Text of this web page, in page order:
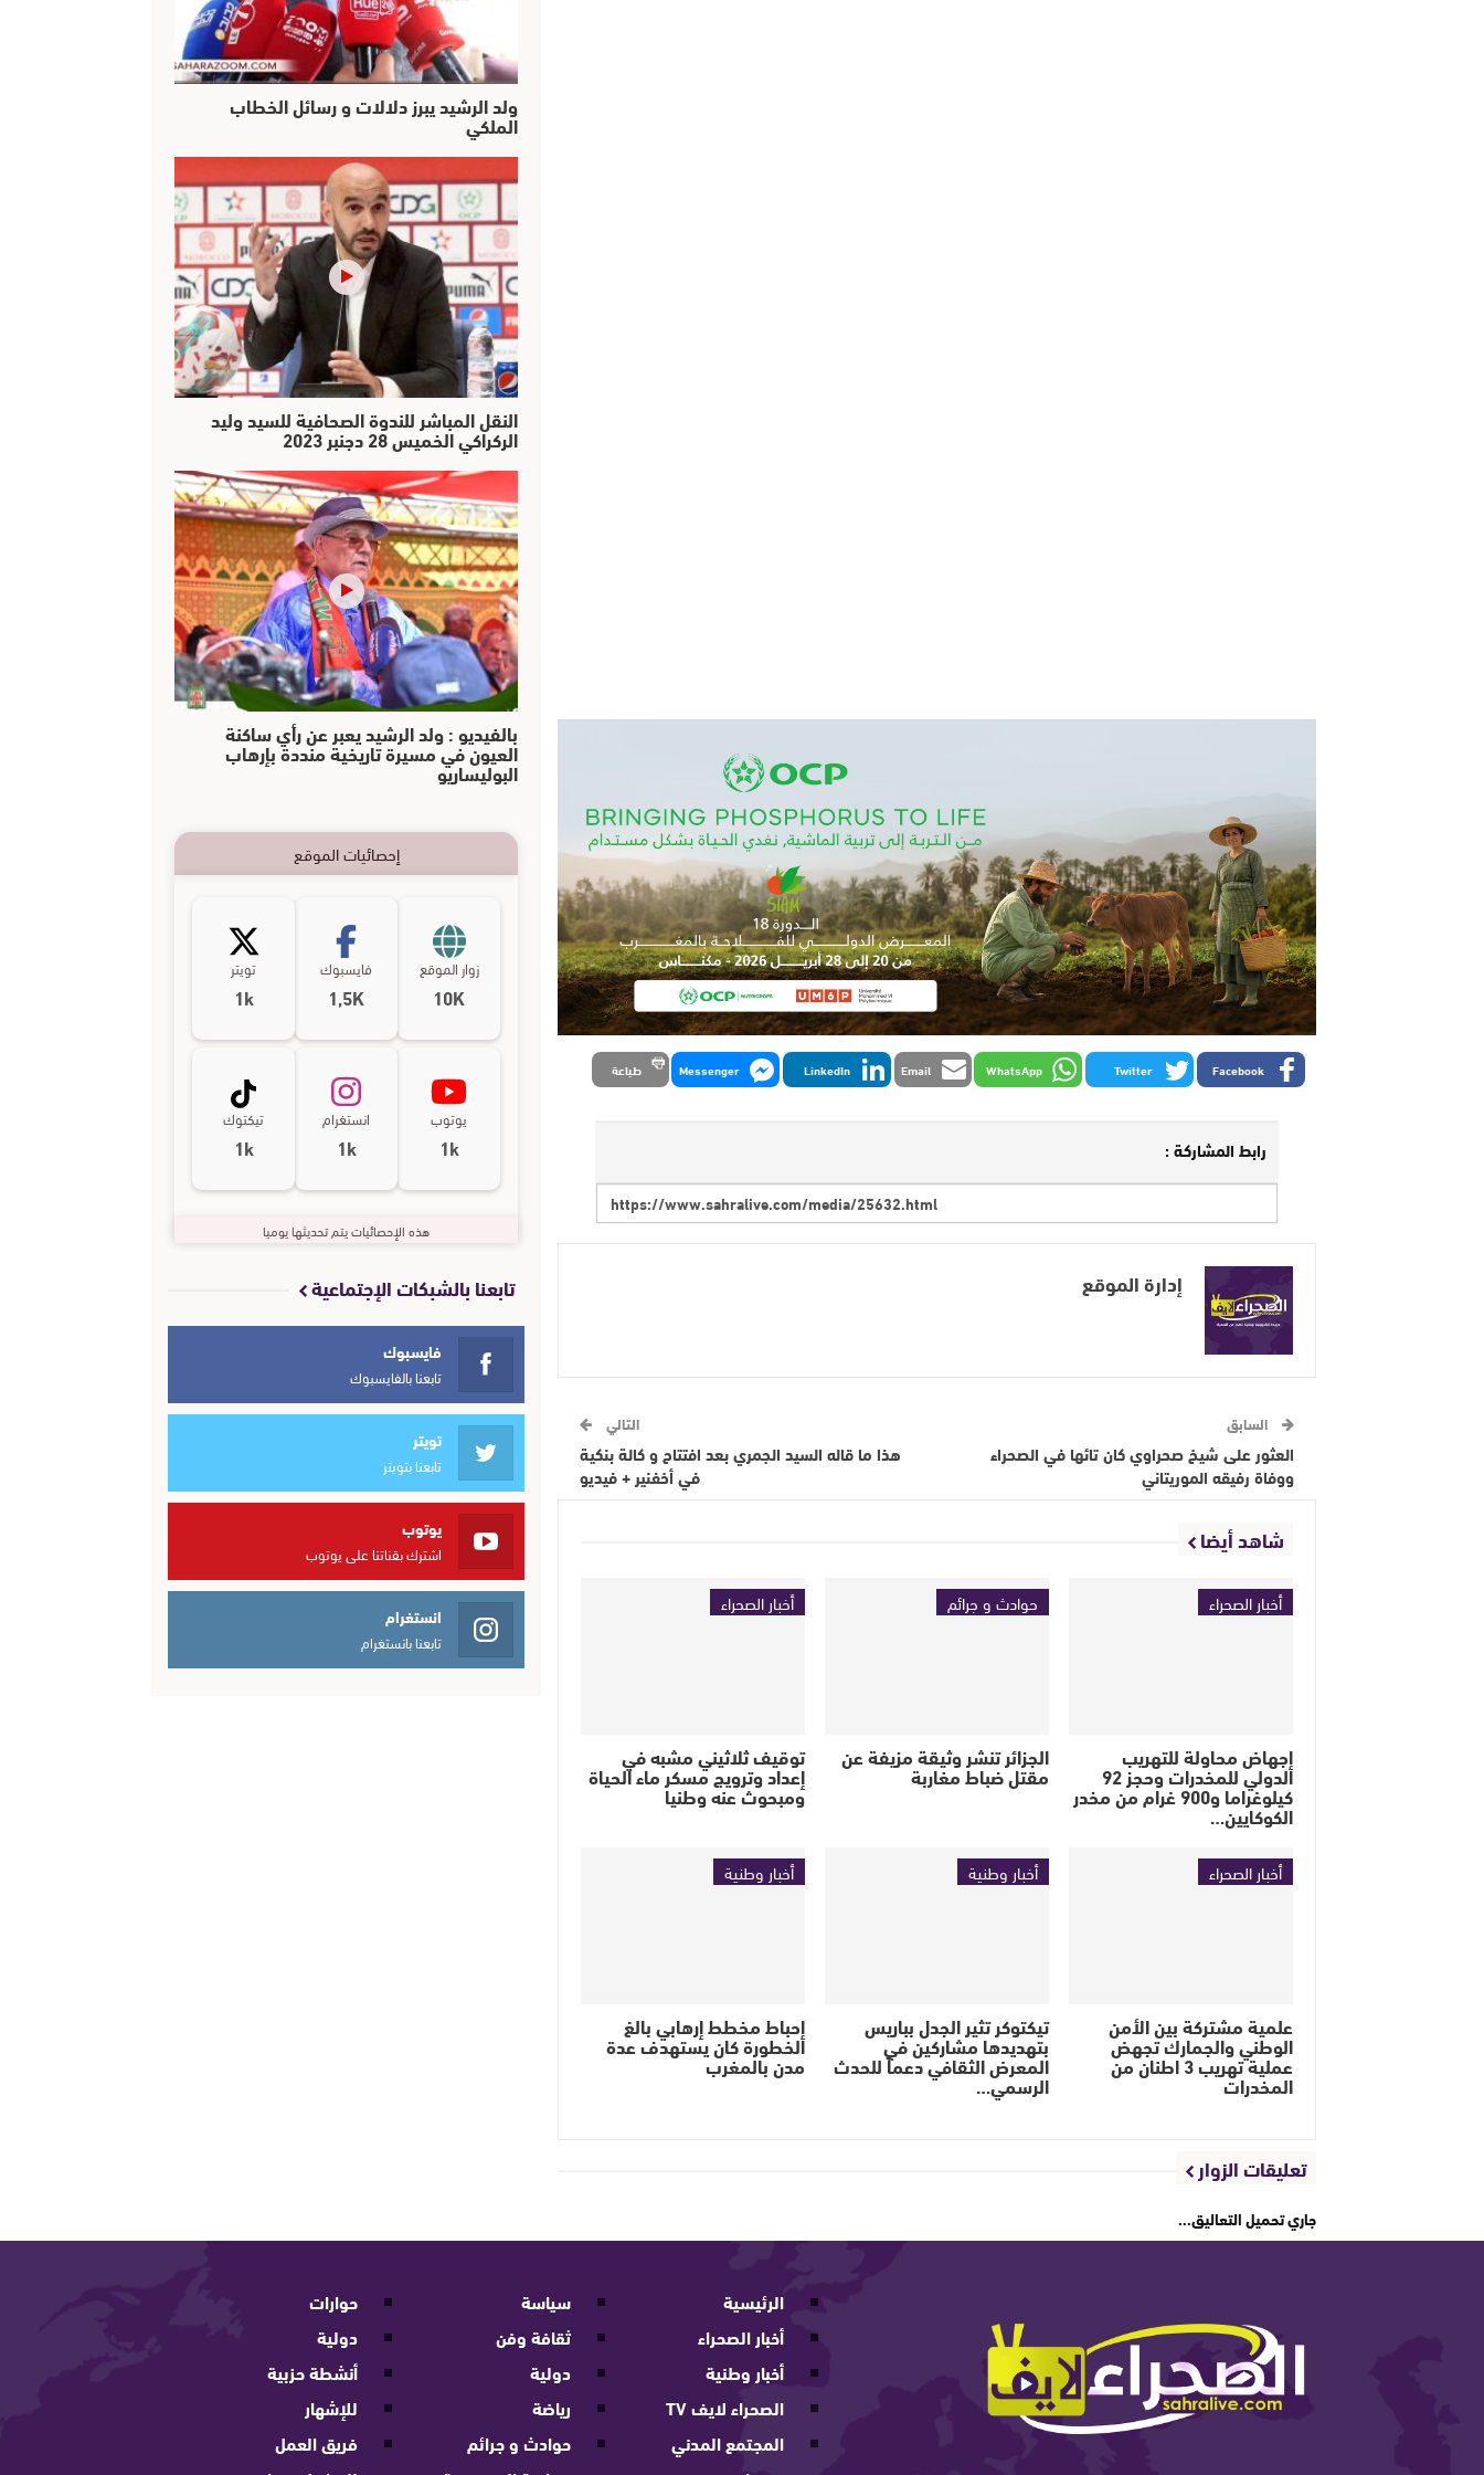
Facebook
Twitter
WhatsApp
Email
LinkedIn
Messenger طباعة
رابط المشاركة :
إدارة الموقع
السابق
العثور على شيخ صحراوي كان تائها في الصحراء
ووفاة رفيقه الموريتاني
التالي
هذا ما قاله السيد الجمري بعد افتتاح و كالة بنكية
في أخفنير + فيديو
شاهد أيضا
أخبار الصحراء
إجهاض محاولة للتهريب
الدولي للمخدرات وحجز 92
كيلوغراما و900 غرام من مخدر
الكوكايين…
حوادث و جرائم
الجزائر تنشر وثيقة مزيفة عن
مقتل ضباط مغاربة
أخبار الصحراء
توقيف ثلاثيني مشبه في
إعداد وترويج مسكر ماء الحياة
ومبحوث عنه وطنيا
أخبار الصحراء
علمية مشتركة بين الأمن
الوطني والجمارك تجهض
عملية تهريب 3 اطنان من
المخدرات
أخبار وطنية
تيكتوكر تثير الجدل بباريس
بتهديدها مشاركين في
المعرض الثقافي دعماً للحدث
الرسمي…
أخبار وطنية
إحباط مخطط إرهابي بالغ
الخطورة كان يستهدف عدة
مدن بالمغرب
تعليقات الزوار
جاري تحميل التعاليق...
ولد الرشيد يبرز دلالات و رسائل الخطاب
الملكي
النقل المباشر للندوة الصحافية للسيد وليد
الركراكي الخميس 28 دجنبر 2023
بالفيديو : ولد الرشيد يعبر عن رأي ساكنة
العيون في مسيرة تاريخية منددة بإرهاب
البوليساريو
إحصائيات الموقع
زوار الموقع
10K
فايسبوك
1,5K
تويتر
1k
يوتوب
1k
انستغرام
1k
تيكتوك
1k
هذه الإحصائيات يتم تحديثها يوميا
تابعنا بالشبكات الإجتماعية
فايسبوك
تابعنا بالفايسبوك
تويتر
تابعنا بتويتر
يوتوب
اشترك بقناتنا على يوتوب
انستغرام
تابعنا بانستغرام
الرئيسية
أخبار الصحراء
أخبار وطنية
الصحراء لايف TV
المجتمع المدني
سياسة
ثقافة وفن
دولية
رياضة
حوادث و جرائم
حوارات
دولية
أنشطة حزبية
للإشهار
فريق العمل